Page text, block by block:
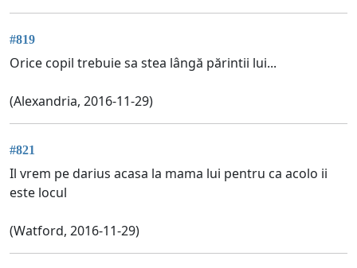
#819
Orice copil trebuie sa stea lângă părintii lui...
(Alexandria, 2016-11-29)
#821
Il vrem pe darius acasa la mama lui pentru ca acolo ii
este locul
(Watford, 2016-11-29)